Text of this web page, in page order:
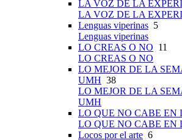
LA VOZ DE LA
LA VOZ DE LA
Lenguas viperinas 5
Lenguas viperinas
LO CREAS O NO 11
LO CREAS O NO
LO MEJOR DE LA
UMH 38
LO MEJOR DE LA
UMH
LO QUE NO CABE EN
LO QUE NO CABE EN
Locos por el arte 6